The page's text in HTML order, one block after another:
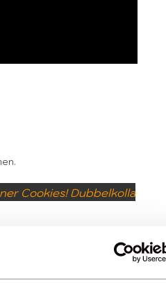
Cookies! Dubbelkolla